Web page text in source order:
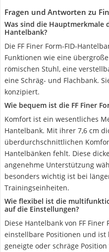
Fragen und Antworten zu
Was sind die Hauptmerkmale
Hantelbank?
Die FF Finer Form-FID-
Funktionen wie eine
römischen Stuhl, eine
eine Schräg- und Flachbank.
konzipiert.
Wie bequem ist die FF Finer
Komfort ist ein wesentliches
Hantelbank. Mit ihrer 7,6 cm
überdurchschnittlichen
Hantelbänken fehlt. Diese
angenehme Unterstützung
besonders wichtig ist bei
Trainingseinheiten.
Wie flexibel ist die
auf die Einstellungen?
Diese Hantelbank von FF
einstellbare Positionen und
geneigte oder schräge